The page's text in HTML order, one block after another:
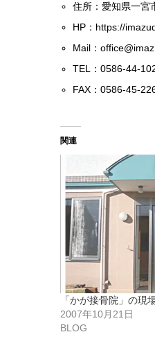
住所：愛知県一宮
HP： https://
Mail：
TEL：0586-44-
FAX：0586-45-
関連
「かが接骨院」の現
2007年10月21日
BLOG